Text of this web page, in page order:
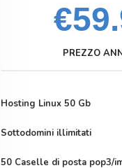
PREZZO
Hosting Linux 50 Gb
Sottodomini illimitati
50 Caselle di posta pop3/